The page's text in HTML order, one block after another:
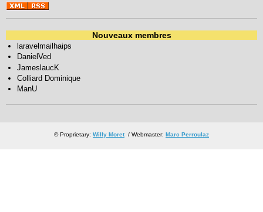
Nouveaux membres
laravelmailhaips
DanielVed
JameslaucK
Colliard Dominique
ManU
© Proprietary: Willy Moret/ Webmaster: Marc Perroulaz